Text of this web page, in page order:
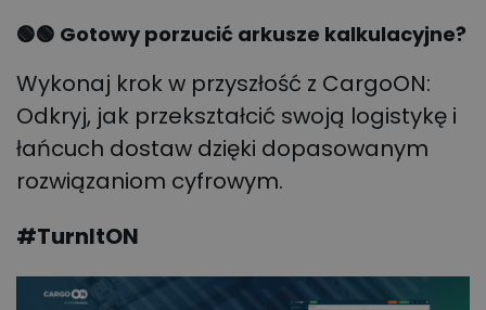
🟢🟢 Gotowy porzucić arkusze kalkulacyjne?
Wykonaj krok w przyszłość z CargoON:
Odkryj, jak przekształcić swoją logistykę i
łańcuch dostaw dzięki dopasowanym
rozwiązaniom cyfrowym.
#TurnItON